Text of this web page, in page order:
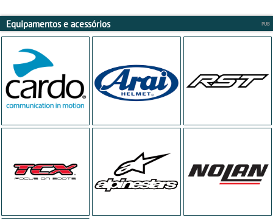
Equipamentos e acessórios